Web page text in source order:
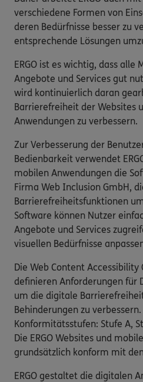
verschiedene Formen von
deren Bedürfnisse besser zu
entsprechende Lösungen
ERGO ist es wichtig, dass alle
Angebote und Services gut
wird kontinuierlich daran
Barrierefreiheit der Websites
Anwendungen zu verbessern.
Zur Verbesserung der
Bedienbarkeit verwendet
mobilen Anwendungen die
Firma Web Inclusion GmbH,
Barrierefreiheitsfunktionen
Software können Nutzer
Angebote und Services
visuellen Bedürfnisse
Die Web Content Accessibility
definieren Anforderungen für
um die digitale
Behinderungen zu
Konformitätsstufen: Stufe A,
Die ERGO Websites und
grundsätzlich konform mit den
ERGO gestaltet die digitalen